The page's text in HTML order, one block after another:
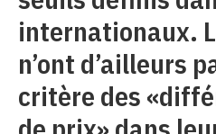
internationaux.
n’ont d’ailleurs
critère des